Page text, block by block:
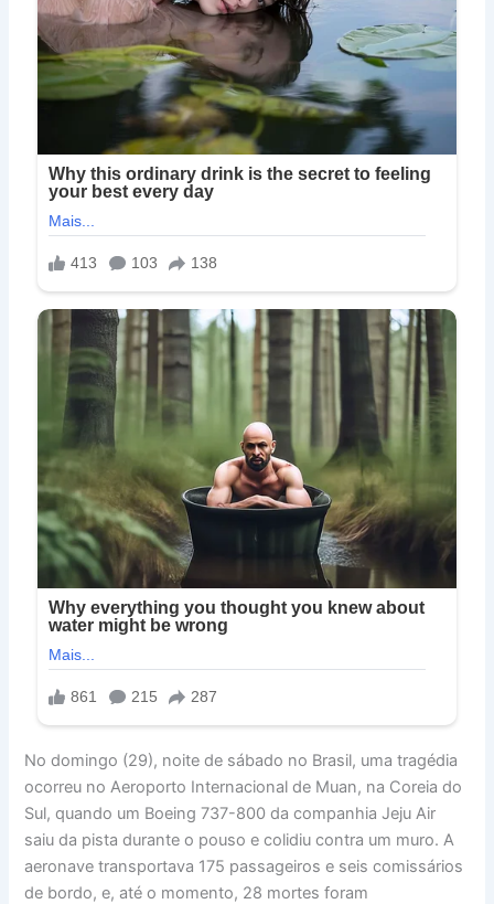
No domingo (29), noite de sábado no Brasil, uma tragédia
ocorreu no Aeroporto Internacional de Muan, na Coreia do
Sul, quando um Boeing 737-800 da companhia Jeju Air
saiu da pista durante o pouso e colidiu contra um muro. A
aeronave transportava 175 passageiros e seis comissários
de bordo, e, até o momento, 28 mortes foram